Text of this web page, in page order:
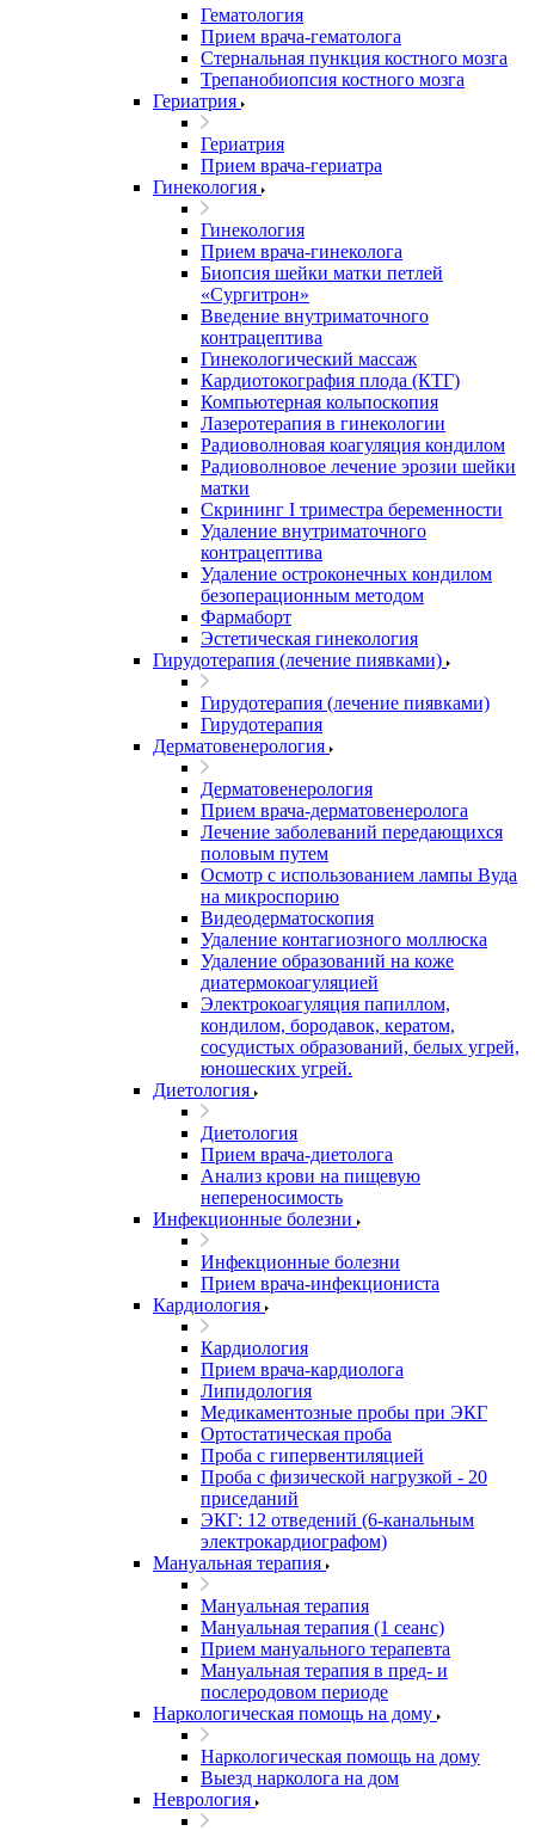
Гематология
Прием врача-гематолога
Стернальная пункция костного мозга
Трепанобиопсия костного мозга
Гериатрия
Гериатрия
Прием врача-гериатра
Гинекология
Гинекология
Прием врача-гинеколога
Биопсия шейки матки петлей
«Сургитрон»
Введение внутриматочного
контрацептива
Гинекологический массаж
Кардиотокография плода (КТГ)
Компьютерная кольпоскопия
Лазеротерапия в гинекологии
Радиоволновая коагуляция кондилом
Радиоволновое лечение эрозии шейки
матки
Скрининг I триместра беременности
Удаление внутриматочного
контрацептива
Удаление остроконечных кондилом
безоперационным методом
Фармаборт
Эстетическая гинекология
Гирудотерапия (лечение пиявками)
Гирудотерапия (лечение пиявками)
Гирудотерапия
Дерматовенерология
Дерматовенерология
Прием врача-дерматовенеролога
Лечение заболеваний передающихся
половым путем
Осмотр с использованием лампы Вуда
на микроспорию
Видеодерматоскопия
Удаление контагиозного моллюска
Удаление образований на коже
диатермокоагуляцией
Электрокоагуляция папиллом,
кондилом, бородавок, кератом,
сосудистых образований, белых угрей,
юношеских угрей.
Диетология
Диетология
Прием врача-диетолога
Анализ крови на пищевую
непереносимость
Инфекционные болезни
Инфекционные болезни
Прием врача-инфекциониста
Кардиология
Кардиология
Прием врача-кардиолога
Липидология
Медикаментозные пробы при ЭКГ
Ортостатическая проба
Проба с гипервентиляцией
Проба с физической нагрузкой - 20
приседаний
ЭКГ: 12 отведений (6-канальным
электрокардиографом)
Мануальная терапия
Мануальная терапия
Мануальная терапия (1 сеанс)
Прием мануального терапевта
Мануальная терапия в пред- и
послеродовом периоде
Наркологическая помощь на дому
Наркологическая помощь на дому
Выезд нарколога на дом
Неврология